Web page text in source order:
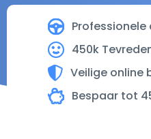
450k
Veilige online
Bespaar tot